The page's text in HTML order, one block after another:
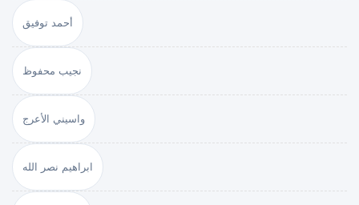
أحمد توفيق
نجيب محفوظ
واسيني الأعرج
ابراهيم نصر الله